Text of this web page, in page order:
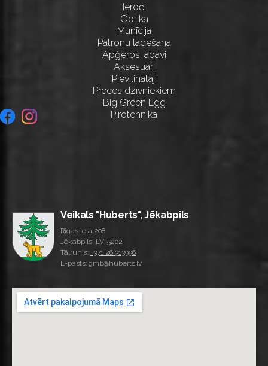
Ieroči
Optika
Munīcija
Patronu lādēšana
Apģērbs, apavi
Aksesuāri
Pievilinātāji
Preces dzīvniekiem
Big Green Egg
Pirotehnika
Veikals "Huberts", Jēkabpils
Rīgas iela 208
Jēkabpils, LV-5202
Tālrunis: +371 26 313996
E-pasts: gmb@huberts.lv